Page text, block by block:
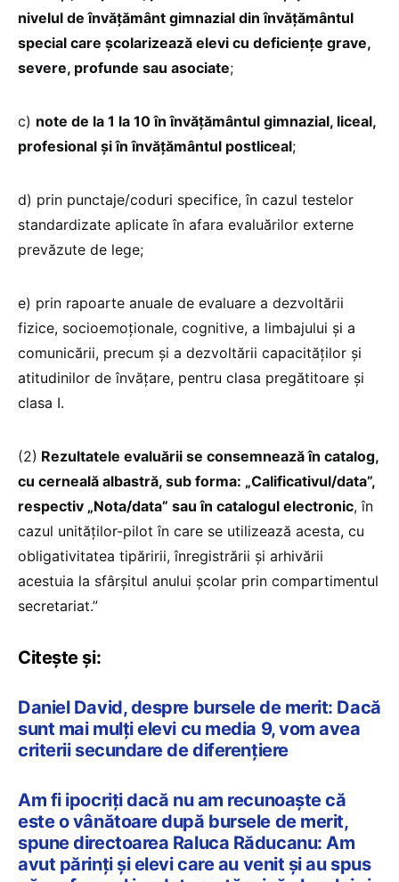
nivelul de învățământ gimnazial din învăţământul
special care şcolarizează elevi cu deficienţe grave,
severe, profunde sau asociate;
c) note de la 1 la 10 în învăţământul gimnazial, liceal,
profesional şi în învăţământul postliceal;
d) prin punctaje/coduri specifice, în cazul testelor
standardizate aplicate în afara evaluărilor externe
prevăzute de lege;
e) prin rapoarte anuale de evaluare a dezvoltării
fizice, socioemoţionale, cognitive, a limbajului şi a
comunicării, precum şi a dezvoltării capacităţilor şi
atitudinilor de învăţare, pentru clasa pregătitoare şi
clasa I.
(2) Rezultatele evaluării se consemnează în catalog,
cu cerneală albastră, sub forma: „Calificativul/data”,
respectiv „Nota/data” sau în catalogul electronic, în
cazul unităţilor-pilot în care se utilizează acesta, cu
obligativitatea tipăririi, înregistrării şi arhivării
acestuia la sfârşitul anului şcolar prin compartimentul
secretariat.”
Citește și:
Daniel David, despre bursele de merit: Dacă
sunt mai mulți elevi cu media 9, vom avea
criterii secundare de diferențiere
Am fi ipocriți dacă nu am recunoaște că
este o vânătoare după bursele de merit,
spune directoarea Raluca Răducanu: Am
avut părinți și elevi care au venit și au spus